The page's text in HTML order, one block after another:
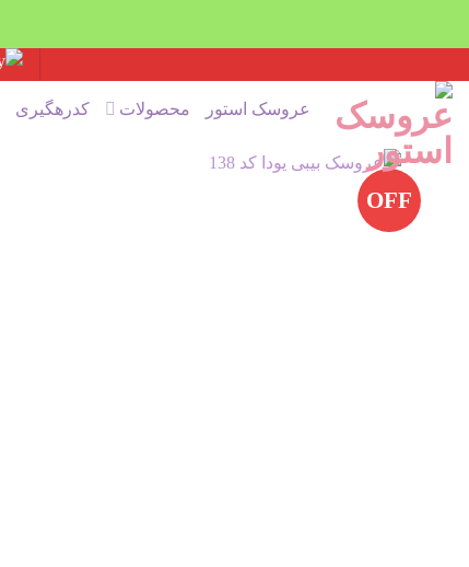
content
عروسک استور محصولات کدرهگیری
OFF